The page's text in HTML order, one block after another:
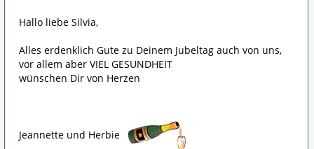
Hallo liebe Silvia,
Alles erdenklich Gute zu Deinem Jubeltag auch von uns,
vor allem aber VIEL GESUNDHEIT
wünschen Dir von Herzen
Jeannette und Herbie